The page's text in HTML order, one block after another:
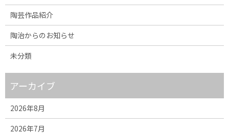
陶芸作品紹介
陶治からのお知らせ
未分類
アーカイブ
2026年8月
2026年7月